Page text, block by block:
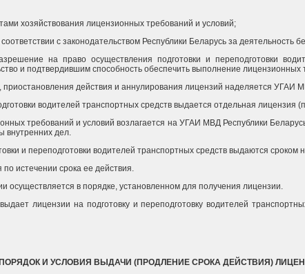
хозяйствования лицензионных требований и условий;
с законодательством Республики Беларусь за деятельность
на право осуществления подготовки и переподготовки
и подтвердившим способность обеспечить выполнение лицензионных
действия и аннулирования лицензий наделяется УГАИ
водителей транспортных средств выдается отдельная лицензия
требований и условий возлагается на УГАИ МВД Республики
внутренних дел.
и переподготовки водителей транспортных средств выдаются сроком
истечении срока ее действия.
осуществляется в порядке, установленном для получения лицензии.
лицензии на подготовку и переподготовку водителей
И УСЛОВИЯ ВЫДАЧИ (ПРОДЛЕНИЕ СРОКА ДЕЙСТВИЯ)